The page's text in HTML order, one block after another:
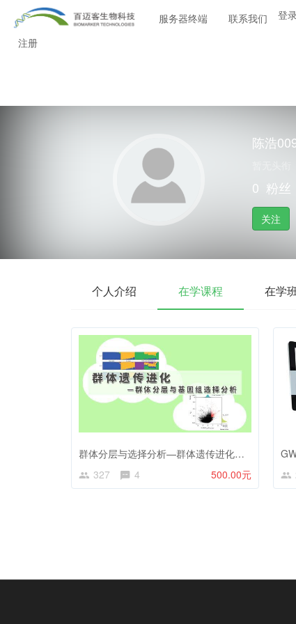
服务器终端 联系我们
登
注册
陈浩
0 粉丝
关注
个人介绍 在学课程 在学
群体分层与选择分析—群体遗传进化生物信息课程
327
4 500.00元